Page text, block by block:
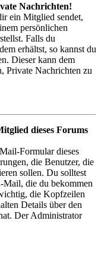
Nachrichten!
ein Mitglied sendet,
persönlichen
Falls du
erhältst, so kannst du
Dieser kann dem
Private Nachrichten zu
dieses Forums
Formular dieses
die Benutzer, die
sollen. Du solltest
die du bekommen
die Kopfzeilen
Details über den
Der Administrator